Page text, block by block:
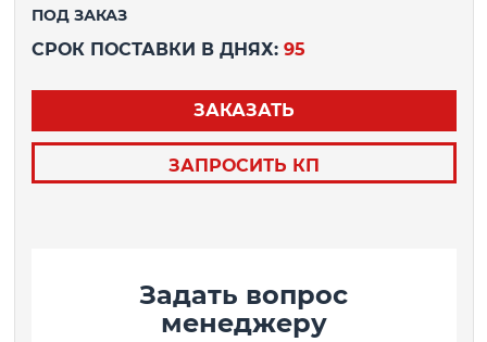
ПОД ЗАКАЗ
СРОК ПОСТАВКИ В ДНЯХ: 95
ЗАКАЗАТЬ
ЗАПРОСИТЬ КП
Задать вопрос
менеджеру